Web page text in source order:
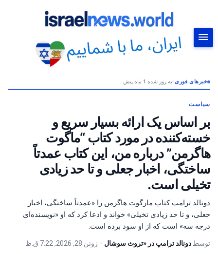
خبرهای فوری•به روز شده 1 ماه پیش
سیاست
بر اساس یک ارائه بسیار سریع و
خسته‌کننده در مورد کتاب “ماگوت
هاگرمن” درباره من، این کتاب عمدتاً
ساختگی، اخبار جعلی و تا حد زیادی
تخیلی است.
دونالد ترامپ کتاب مارگوت هاگرمن را «عمدتاً ساختگی، اخبار
جعلی، و تا حد زیادی تخیلی» خواند و ادعا کرد که او «نویسنده‌ای
درجه سه» است که از او سود برده است.
توسط دونالد ترامپ در «تروث سوشال • ژوئن 28, 2026, 7:22 ق.ظ